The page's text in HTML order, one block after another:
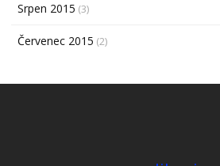
Srpen 2015 (3)
Červenec 2015 (2)